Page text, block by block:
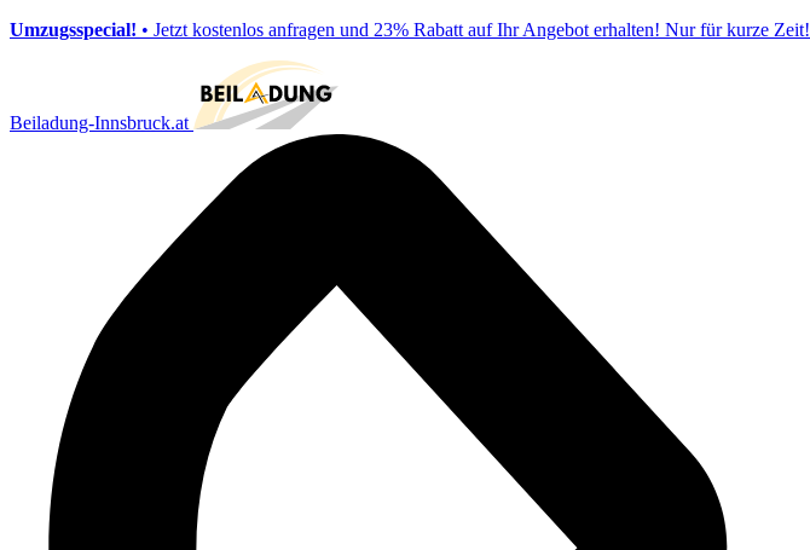
Umzugsspecial! • Jetzt kostenlos anfragen und 23% Rabatt auf Ihr Angebot erhalten! Nur für kurze Zeit!
Beiladung-Innsbruck.at